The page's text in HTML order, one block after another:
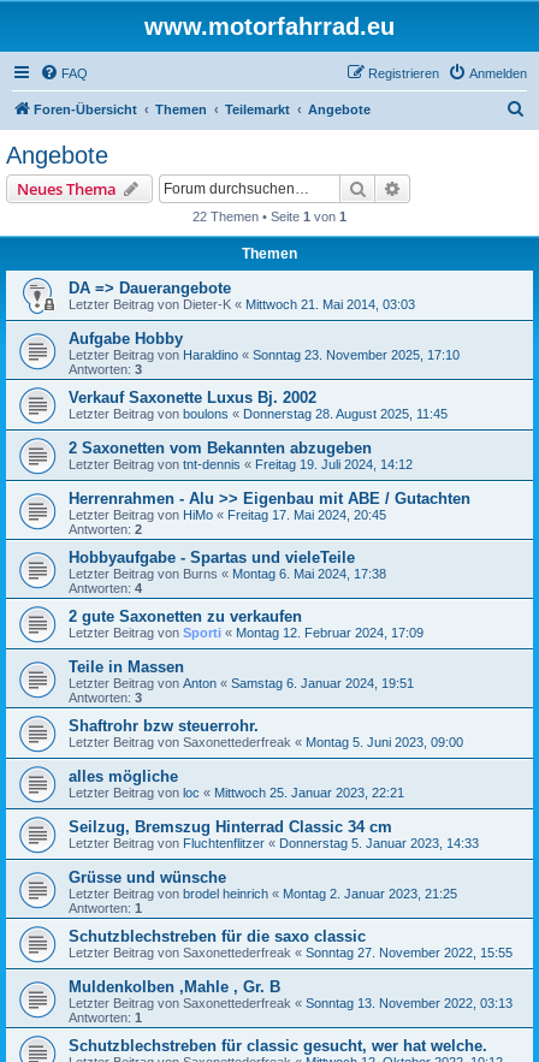
www.motorfahrrad.eu
FAQ Anmelden
Registrieren
Foren-Übersicht Themen Teilemarkt Angebote
Angebote
Neues Thema Suche
22 Themen • Seite 1 von 1
Themen
DA => Dauerangebote
Letzter Beitrag von Dieter-K « Mittwoch 21. Mai 2014, 03:03
Aufgabe Hobby
Letzter Beitrag von Haraldino « Sonntag 23. November 2025, 17:10
Antworten: 3
Verkauf Saxonette Luxus Bj. 2002
Letzter Beitrag von boulons « Donnerstag 28. August 2025, 11:45
2 Saxonetten vom Bekannten abzugeben
Letzter Beitrag von tnt-dennis « Freitag 19. Juli 2024, 14:12
Herrenrahmen - Alu >> Eigenbau mit ABE / Gutachten
Letzter Beitrag von HiMo « Freitag 17. Mai 2024, 20:45
Antworten: 2
Hobbyaufgabe - Spartas und vieleTeile
Letzter Beitrag von Burns « Montag 6. Mai 2024, 17:38
Antworten: 4
2 gute Saxonetten zu verkaufen
Letzter Beitrag von Sporti « Montag 12. Februar 2024, 17:09
Teile in Massen
Letzter Beitrag von Anton « Samstag 6. Januar 2024, 19:51
Antworten: 3
Shaftrohr bzw steuerrohr.
Letzter Beitrag von Saxonettederfreak « Montag 5. Juni 2023, 09:00
alles mögliche
Letzter Beitrag von loc « Mittwoch 25. Januar 2023, 22:21
Seilzug, Bremszug Hinterrad Classic 34 cm
Letzter Beitrag von Fluchtenflitzer « Donnerstag 5. Januar 2023, 14:33
Grüsse und wünsche
Letzter Beitrag von brodel heinrich « Montag 2. Januar 2023, 21:25
Antworten: 1
Schutzblechstreben für die saxo classic
Letzter Beitrag von Saxonettederfreak « Sonntag 27. November 2022, 15:55
Muldenkolben ,Mahle , Gr. B
Letzter Beitrag von Saxonettederfreak « Sonntag 13. November 2022, 03:13
Antworten: 1
Schutzblechstreben für classic gesucht, wer hat welche.